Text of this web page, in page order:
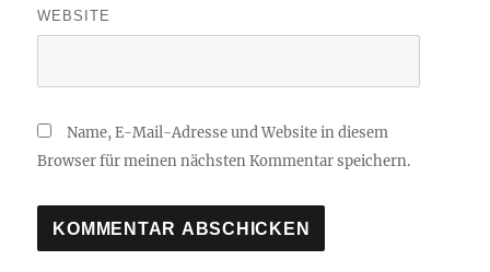
WEBSITE
Name, E-Mail-Adresse und Website in diesem
Browser für meinen nächsten Kommentar speichern.